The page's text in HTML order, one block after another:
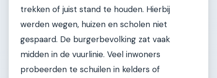
trekken of juist stand te houden. Hierbij
werden wegen, huizen en scholen niet
gespaard. De burgerbevolking zat vaak
midden in de vuurlinie. Veel inwoners
probeerden te schuilen in kelders of